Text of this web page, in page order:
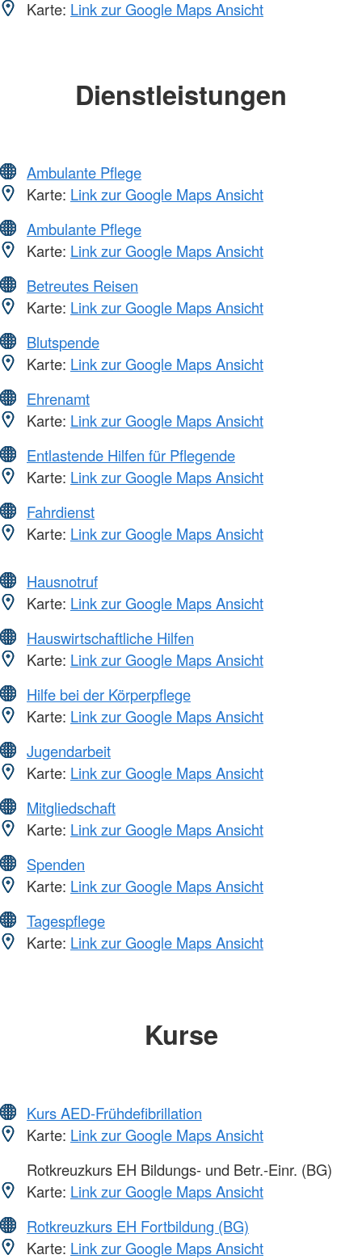
Karte: Link zur Google Maps Ansicht
Dienstleistungen
Ambulante Pflege
Karte: Link zur Google Maps Ansicht
Ambulante Pflege
Karte: Link zur Google Maps Ansicht
Betreutes Reisen
Karte: Link zur Google Maps Ansicht
Blutspende
Karte: Link zur Google Maps Ansicht
Ehrenamt
Karte: Link zur Google Maps Ansicht
Entlastende Hilfen für Pflegende
Karte: Link zur Google Maps Ansicht
Fahrdienst
Karte: Link zur Google Maps Ansicht
Hausnotruf
Karte: Link zur Google Maps Ansicht
Hauswirtschaftliche Hilfen
Karte: Link zur Google Maps Ansicht
Hilfe bei der Körperpflege
Karte: Link zur Google Maps Ansicht
Jugendarbeit
Karte: Link zur Google Maps Ansicht
Mitgliedschaft
Karte: Link zur Google Maps Ansicht
Spenden
Karte: Link zur Google Maps Ansicht
Tagespflege
Karte: Link zur Google Maps Ansicht
Kurse
Kurs AED-Frühdefibrillation
Karte: Link zur Google Maps Ansicht
Rotkreuzkurs EH Bildungs- und Betr.-Einr. (BG)
Karte: Link zur Google Maps Ansicht
Rotkreuzkurs EH Fortbildung (BG)
Karte: Link zur Google Maps Ansicht